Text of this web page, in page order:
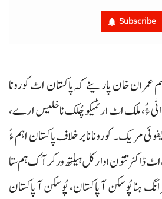
Subscribe
خان پارینے کہ پاکستان اٹ کورونا
ءُُ، ملک اٹ ارٹمیکو چُلک نا خلیس ارے،
گدریفوئی مریک۔ کورونا نا برخلاف پاکستان اہم ءُُ
ڈاکٹر تتون اوار کل ہیلتھ ورکر آک ہم ستا
ہنا پُوسکن آ پاکستان، پُوسکن آ پاکستان